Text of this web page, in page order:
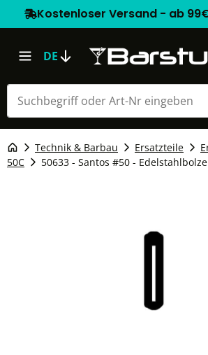
Kostenloser Versand - ab
DE
Technik & Barbau Ersatzteile
50C
50633 - Santos #50 -